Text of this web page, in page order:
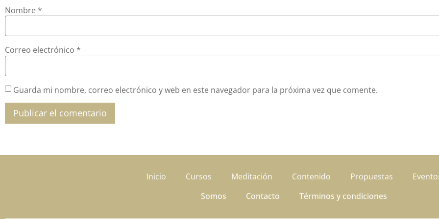
Nombre *
Correo electrónico *
Guarda mi nombre, correo electrónico y web en este navegador para la próxima vez que comente.
Inicio Cursos Meditación Contenido Propuestas
Somos
Contacto Términos y condiciones